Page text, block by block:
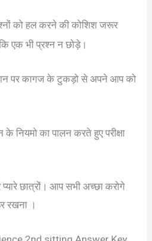
को हल करने की कोशिश जरूर
एक भी प्रश्न न छोड़े।
पर कागज के टुकड़ो से अपने आप को
के नियमो का पालन करते हुए परीक्षा
छात्रों। आप सभी अच्छा करोगे
रखना ।